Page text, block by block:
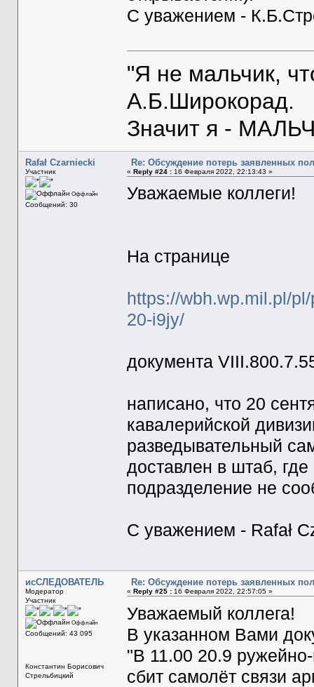
С уважением -
"Я не мальчик,
А.Б.Широкорад.
Значит я -
Rafał Czarniecki
Участник
Оффлайн
Сообщений: 30
Re: Обсуждение потерь заявленных
« Reply #24 :16 Февраля 2022, 22:13:43 »
Уважаемые коллеги!
На странице
https://wbh.wp.mil.pl/
20-i9jy/
документа
написано, что 20
кавалерийской
разведывательный
доставлен в штаб,
подразделение не
C уважением - Rafał
исСЛЕДОВАТЕЛЬ
Модератор
Участник
Оффлайн
Сообщений: 43 095
Константин Борисович
Стрельбицкий
Re: Обсуждение потерь заявленных
« Reply #25 :16 Февраля 2022, 22:57:05 »
Уважаемый коллега!
В указанном Вами
"В 11.00 20.9
сбит самолёт связи